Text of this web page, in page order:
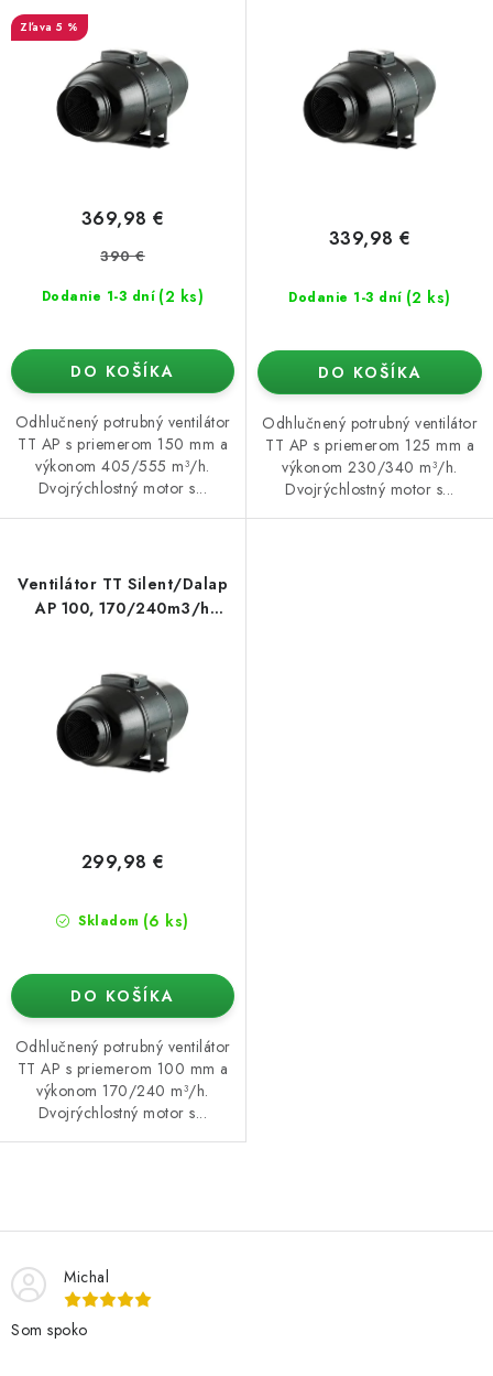
d
u
r
o
5 %
Dodanie 1-3 dní (2 ks)
369,98 €
390 €
DO KOŠÍKA
Odhlučnený potrubný ventilátor
TT AP s priemerom 150 mm a
výkonom 405/555 m³/h.
Dvojrýchlostný motor s...
Dodanie 1-3 dní (2 ks)
339,98 €
DO KOŠÍKA
Odhlučnený potrubný ventilátor
TT AP s priemerom 125 mm a
výkonom 230/340 m³/h.
Dvojrýchlostný motor s...
Ventilátor TT Silent/Dalap
AP 100, 170/240m3/h
Skladom (6 ks)
299,98 €
DO KOŠÍKA
Odhlučnený potrubný ventilátor
TT AP s priemerom 100 mm a
výkonom 170/240 m³/h.
Dvojrýchlostný motor s...
v
l
á
d
Michal
Som spoko